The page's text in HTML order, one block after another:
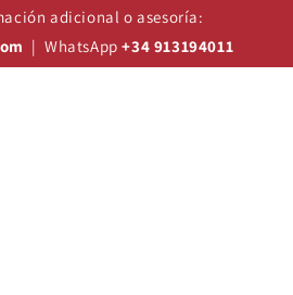
adicional o asesoría:
| WhatsApp+34 913194011